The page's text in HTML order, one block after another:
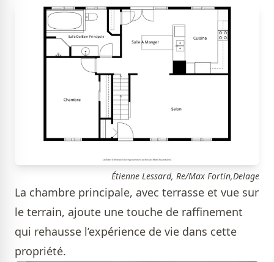
Étienne Lessard, Re/Max Fortin,Delage
La chambre principale, avec terrasse et vue sur
le terrain, ajoute une touche de raffinement
qui rehausse l’expérience de vie dans cette
propriété.